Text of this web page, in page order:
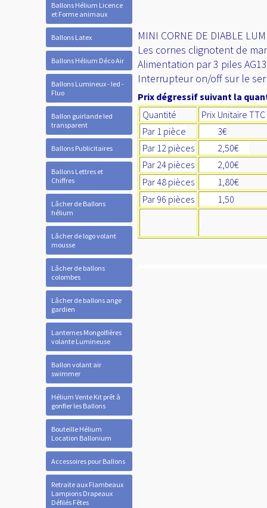
Ballons Hélium Licence
et Forme animaux
Ballons Latex
Ballons Hélium Déco Air
Ballons Lumineux - led -
Fluo
Ballon guirlande led
transparent
Ballons Publicitaires
Ballons Lettres et
Chiffres
Lâcher de Ballons
hélium
Lâcher de logo volant
mousse
Lâcher de ballons
colombes
Lâcher de ballons ange
gardien
Lanternes Mongolfières
volante Lumineuse
Ballon volant air
swimmer
Hélium Vente Kit prêt à
gonfler les Ballons
Bouteille Hélium
Location Ballonium
Accessoires pour Ballons
Retraite aux Flambeaux
Lampions Drapeaux
Défilés Fêtes
MINI CORNE DE DIABLE
Les cornes clignotent de
Alimentation par 3 piles
Interrupteur on/off sur le
Prix dégressif suivant la
Quantité
Prix Unitaire TTC
Par 1 pièce
3€
Par 12 pièces
2,50€
Par 24 pièces
2,00€
Par 48 pièces
1,80€
Par 96 pièces
1,50